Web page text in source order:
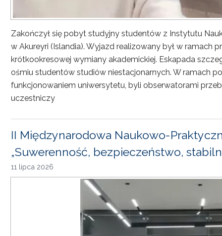
Zakończył się pobyt studyjny studentów z Instytutu
w Akureyri (Islandia). Wyjazd realizowany był w ramach
krótkookresowej wymiany akademickiej. Eskapada
ośmiu studentów studiów niestacjonarnych. W ramach
funkcjonowaniem uniwersytetu, byli obserwatorami
uczestniczy
II Międzynarodowa Naukowo-
„Suwerenność, bezpieczeństwo,
11 lipca 2026